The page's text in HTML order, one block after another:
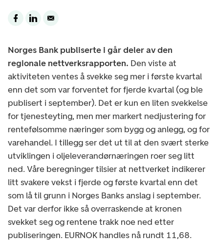
Norges Bank publiserte i går deler av den
regionale nettverksrapporten. Den viste at
aktiviteten ventes å svekke seg mer i første kvartal
enn det som var forventet for fjerde kvartal (og ble
publisert i september). Det er kun en liten svekkelse
for tjenesteyting, men mer markert nedjustering for
rentefølsomme næringer som bygg og anlegg, og for
varehandel. I tillegg ser det ut til at den svært sterke
utviklingen i oljeleverandørnæringen roer seg litt
ned. Våre beregninger tilsier at nettverket indikerer
litt svakere vekst i fjerde og første kvartal enn det
som lå til grunn i Norges Banks anslag i september.
Det var derfor ikke så overraskende at kronen
svekket seg og rentene trakk noe ned etter
publiseringen. EURNOK handles nå rundt 11,68.